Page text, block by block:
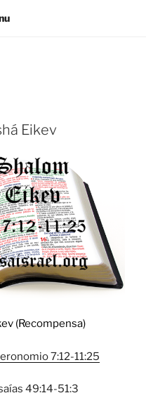
Eikev
(Recompensa)
7:12-11:25
49:14-51:3